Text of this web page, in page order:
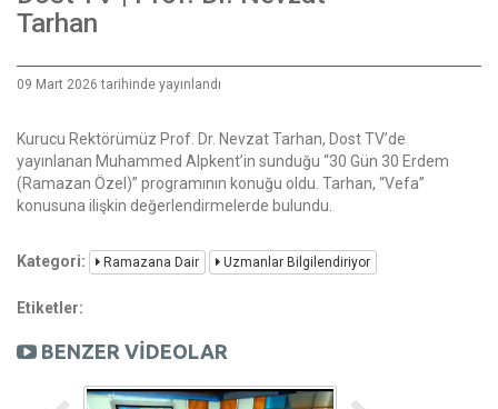
Tarhan
09 Mart 2026 tarihinde yayınlandı
Kurucu Rektörümüz Prof. Dr. Nevzat Tarhan, Dost TV’de
yayınlanan Muhammed Alpkent’in sunduğu “30 Gün 30 Erdem
(Ramazan Özel)” programının konuğu oldu. Tarhan, “Vefa”
konusuna ilişkin değerlendirmelerde bulundu.
Kategori: Ramazana Dair Uzmanlar Bilgilendiriyor
Etiketler:
BENZER VİDEOLAR